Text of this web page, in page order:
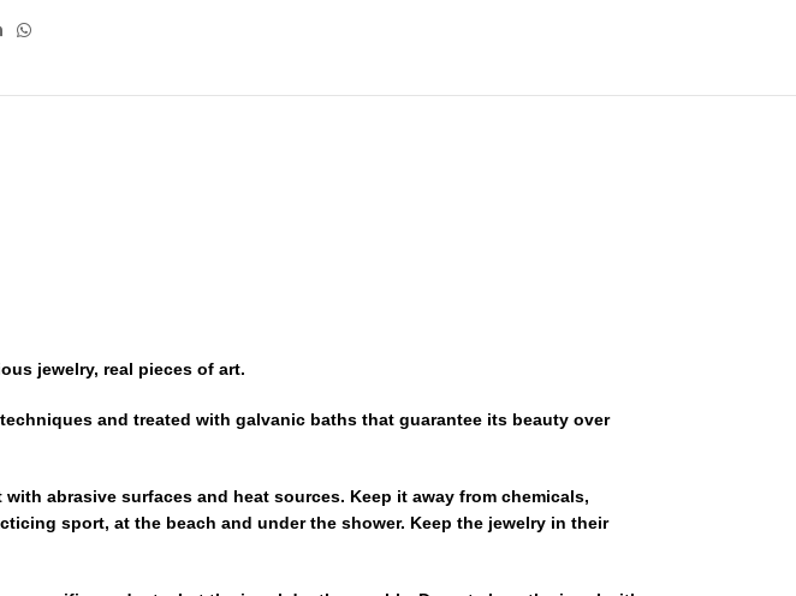
jewelry, real pieces of art.
and treated with galvanic baths that guarantee its beauty over
abrasive surfaces and heat sources. Keep it away from chemicals,
sport, at the beach and under the shower. Keep the jewelry in their